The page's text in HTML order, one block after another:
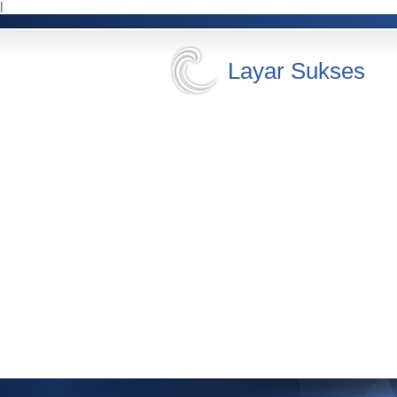
l
Layar Sukses